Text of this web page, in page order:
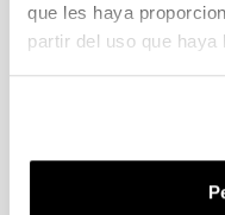
que les haya
partir del uso que
Plazo de presentación
Listado definitivo de
evaluación. (01/06/2026)
CONVOCATORIA DE
UNIVERSITARIOS